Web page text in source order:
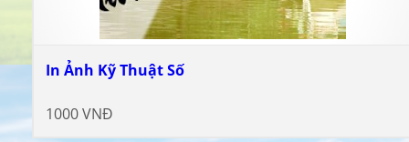
In Ảnh Kỹ Thuật Số
1000 VNĐ